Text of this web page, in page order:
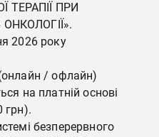
ТЕРАПІЇ ПРИ
2026 року
/ офлайн)
на платній основі
грн).
безперервного